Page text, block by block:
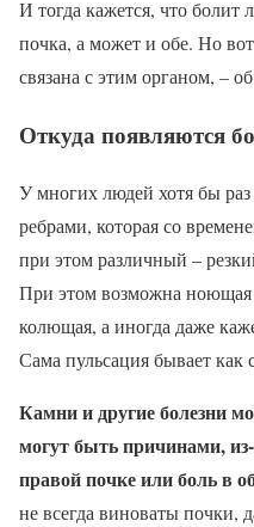
И тогда кажется, что болит
почка, а может и обе. Но
связана с этим органом, –
Откуда появляются
У многих людей хотя бы
ребрами, которая со
при этом различный –
При этом возможна ноющая
колющая, а иногда даже
Сама пульсация бывает как
Камни и другие болезни
могут быть причинами,
правой почке или боль в
не всегда виноваты почки,